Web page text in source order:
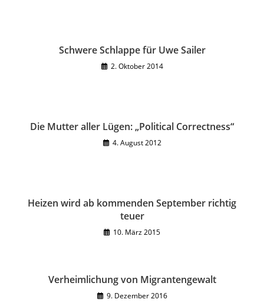
Schwere Schlappe für Uwe Sailer
2. Oktober 2014
Die Mutter aller Lügen: „Political Correctness“
4. August 2012
Heizen wird ab kommenden September richtig
teuer
10. März 2015
Verheimlichung von Migrantengewalt
9. Dezember 2016